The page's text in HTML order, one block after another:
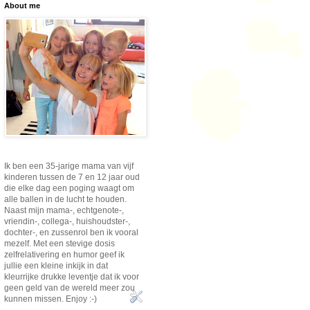
About me
Ik ben een 35-jarige mama van vijf
kinderen tussen de 7 en 12 jaar oud
die elke dag een poging waagt om
alle ballen in de lucht te houden.
Naast mijn mama-, echtgenote-,
vriendin-, collega-, huishoudster-,
dochter-, en zussenrol ben ik vooral
mezelf. Met een stevige dosis
zelfrelativering en humor geef ik
jullie een kleine inkijk in dat
kleurrijke drukke leventje dat ik voor
geen geld van de wereld meer zou
kunnen missen. Enjoy :-)